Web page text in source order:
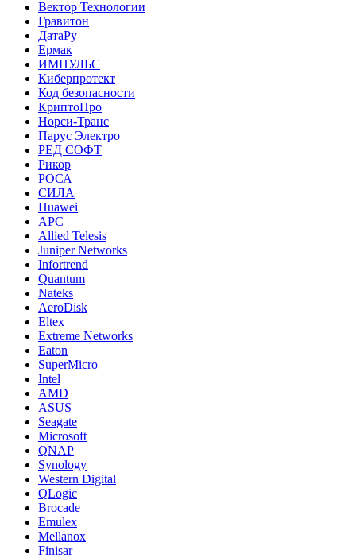
Вектор Технологии
Гравитон
ДатаРу
Ермак
ИМПУЛЬС
Киберпротект
Код безопасности
КриптоПро
Норси-Транс
Парус Электро
РЕД СОФТ
Рикор
РОСА
СИЛА
Huawei
APC
Allied Telesis
Juniper Networks
Infortrend
Quantum
Nateks
AeroDisk
Eltex
Extreme Networks
Eaton
SuperMicro
Intel
AMD
ASUS
Seagate
Microsoft
QNAP
Synology
Western Digital
QLogic
Brocade
Emulex
Mellanox
Finisar